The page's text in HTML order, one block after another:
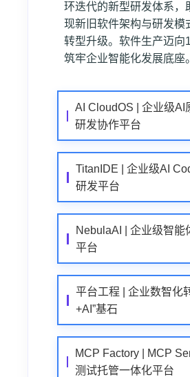
环迭代的新型研发体系，
现新旧软件架构与研发模
转型升级。软件生产迈向
筑牢企业智能化发展底座。
AI CloudOS | 企业级AI
研发协作平台
TitanIDE | 企业级AI
研发平台
NebulaAI | 企业级智能
平台
平台工程 | 企业数智化
+AI”基石
MCP Factory | MCP
测试托管一体化平台